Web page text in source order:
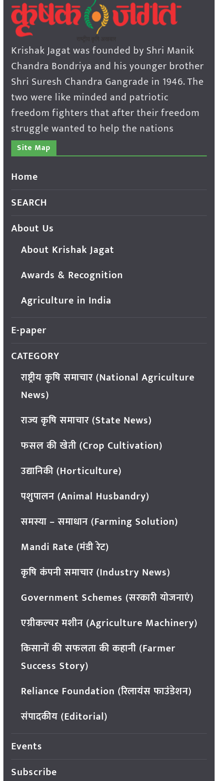
Krishak Jagat was founded by Shri Manik
Chandra Bondriya and his younger brother
Shri Suresh Chandra Gangrade in 1946. The
two were like minded and patriotic
freedom fighters that after their freedom
struggle wanted to help the nations
Site Map
Home
SEARCH
About Us
About Krishak Jagat
Awards & Recognition
Agriculture in India
E-paper
CATEGORY
राष्ट्रीय कृषि समाचार (National Agriculture
News)
राज्य कृषि समाचार (State News)
फसल की खेती (Crop Cultivation)
उद्यानिकी (Horticulture)
पशुपालन (Animal Husbandry)
समस्या – समाधान (Farming Solution)
Mandi Rate (मंडी रेट)
कृषि कंपनी समाचार (Industry News)
Government Schemes (सरकारी योजनाएं)
एग्रीकल्चर मशीन (Agriculture Machinery)
किसानों की सफलता की कहानी (Farmer
Success Story)
Reliance Foundation (रिलायंस फाउंडेशन)
संपादकीय (Editorial)
Events
Subscribe